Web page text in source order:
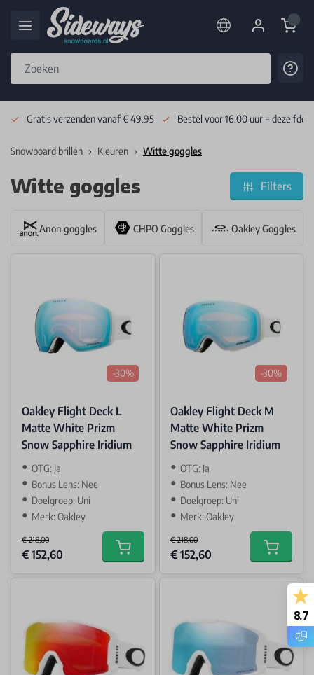
Cart
Gratis verzenden vanaf € 49.95 Bestel voor 16:00 uur = dezelfde
Snowboard brillen Kleuren Witte goggles
Witte goggles Filters
Anon goggles CHPO Goggles Oakley Goggles
-30%
Oakley Flight Deck L
Matte White Prizm
Snow Sapphire Iridium
OTG: Ja
Bonus Lens: Nee
Doelgroep: Uni
Merk: Oakley
€ 218,00
Special Price
€ 152,60 Add to cart
-30%
Oakley Flight Deck M
Matte White Prizm
Snow Sapphire Iridium
OTG: Ja
Bonus Lens: Nee
Doelgroep: Uni
Merk: Oakley
€ 218,00
Special Price
€ 152,60 Add to
8.7